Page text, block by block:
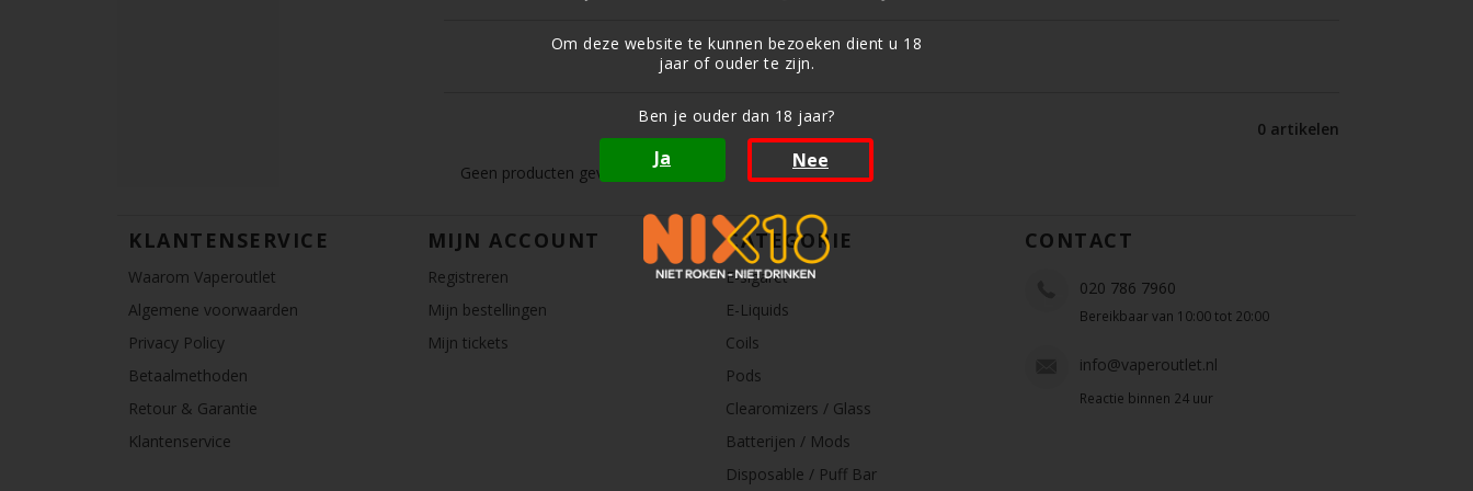
Om deze website te kunnen bezoeken dient u 18
jaar of ouder te zijn.
Ben je ouder dan 18 jaar?
Ja Nee
0 artikelen
Geen producten gevonden!...
KLANTENSERVICE
Waarom Vaperoutlet
Algemene voorwaarden
Privacy Policy
Betaalmethoden
Retour & Garantie
Klantenservice
MIJN ACCOUNT
Registreren
Mijn bestellingen
Mijn tickets
CATEGORIE
E-sigaret
E-Liquids
Coils
Pods
Clearomizers / Glass
Batterijen / Mods
Disposable / Puff Bar
CONTACT
020 786 7960
Bereikbaar van 10:00 tot 20:00
info@vaperoutlet.nl
Reactie binnen 24 uur